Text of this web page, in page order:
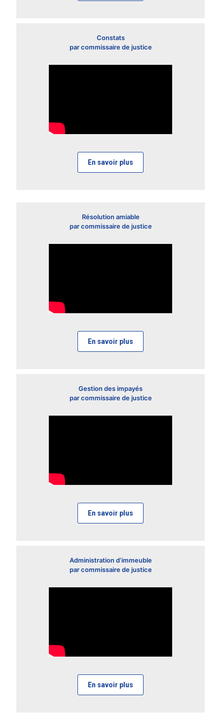
Constats
par commissaire de justice
En savoir plus
Résolution amiable
par commissaire de justice
En savoir plus
Gestion des impayés
par commissaire de justice
En savoir plus
Administration d’immeuble
par commissaire de justice
En savoir plus